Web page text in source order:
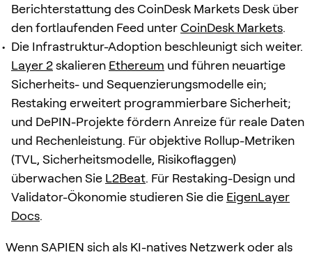
Berichterstattung des CoinDesk Markets Desk über
den fortlaufenden Feed unterCoinDesk Markets.
Die Infrastruktur-Adoption beschleunigt sich weiter.
Layer 2skalieren Ethereum und führen neuartige
Sicherheits- und Sequenzierungsmodelle ein;
Restaking erweitert programmierbare Sicherheit;
und DePIN-Projekte fördern Anreize für reale Daten
und Rechenleistung. Für objektive Rollup-Metriken
(TVL, Sicherheitsmodelle, Risikoflaggen)
überwachen Sie L2Beat. Für Restaking-Design und
Validator-Ökonomie studieren Sie die EigenLayer
Docs.
Wenn SAPIEN sich als KI-natives Netzwerk oder als